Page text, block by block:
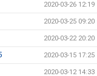
2020-03-26 12:19
2020-03-25 09:20
2020-03-22 20:20
2020-03-15 17:25
2020-03-12 14:33